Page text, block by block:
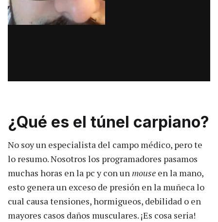
¿Qué es el túnel carpiano?
No soy un especialista del campo médico, pero te
lo resumo. Nosotros los programadores pasamos
muchas horas en la pc y con unmouse en la mano,
esto genera un exceso de presión en la muñeca lo
cual causa tensiones, hormigueos, debilidad o en
mayores casos daños musculares. ¡Es cosa seria!